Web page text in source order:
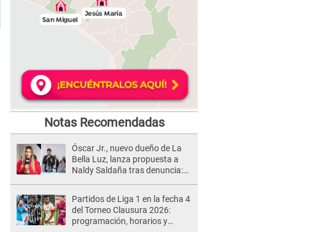
Notas Recomendadas
Óscar Jr., nuevo dueño de La
Bella Luz, lanza propuesta a
Naldy Saldaña tras denuncia:
Partidos de Liga 1 en la fecha 4
del Torneo Clausura 2026:
programación, horarios y